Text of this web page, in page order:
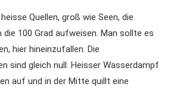
Quellen, groß wie Seen, die
die 100 Grad aufweisen. Man sollte es
hier hineinzufallen. Die
sind gleich null. Heisser Wasserdampf
auf und in der Mitte quillt eine